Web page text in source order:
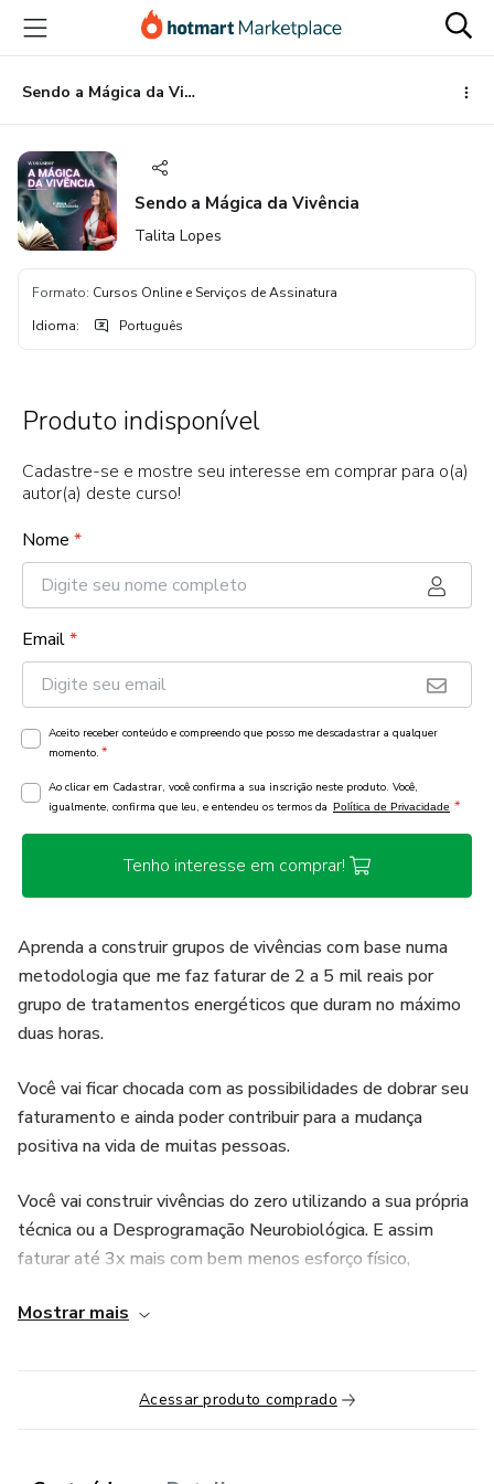
para
conteúdo
principal
para
pagamento
para
rodapé
Sendo a Mágica da Vivência
Sendo a Mágica da Vivência
Talita Lopes
Formato: Cursos Online e Serviços de Assinatura
Idioma: Português
Produto indisponível
Cadastre-se e mostre seu interesse em comprar para o(a)
autor(a) deste curso!
Nome *
Email*
Aceito receber conteúdo e compreendo que posso me descadastrar a qualquer
momento. *
Ao clicar em Cadastrar, você confirma a sua inscrição neste produto. Você,
igualmente, confirma que leu, e entendeu os termos da Política de Privacidade *
Tenho interesse em comprar!
Aprenda a construir grupos de vivências com base numa
metodologia que me faz faturar de 2 a 5 mil reais por
grupo de tratamentos energéticos que duram no máximo
duas horas.
Você vai ficar chocada com as possibilidades de dobrar seu
faturamento e ainda poder contribuir para a mudança
positiva na vida de muitas pessoas.
Você vai construir vivências do zero utilizando a sua própria
técnica ou a Desprogramação Neurobiológica. E assim
faturar até 3x mais com bem menos esforço físico,
criar um relacionamento fiel e duradouro com a sua
audiência como você nunca viu antes.
Mostrar mais
Acessar produto comprado